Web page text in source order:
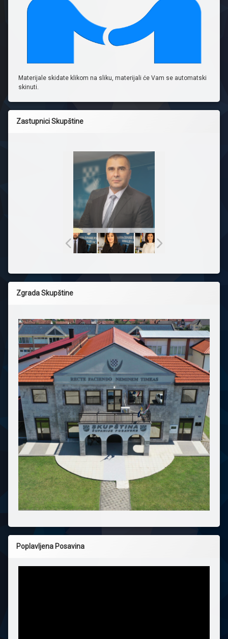
Materijale skidate klikom na sliku, materijali će Vam se automatski
skinuti.
Zastupnici Skupštine
Zgrada Skupštine
Poplavljena Posavina